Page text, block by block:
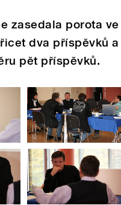
zasedala porota
dva příspěvků
pět příspěvků.